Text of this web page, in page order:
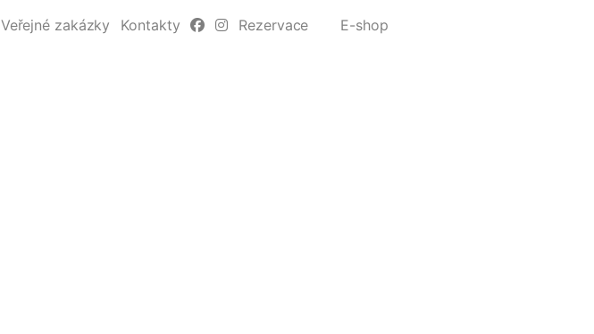
Veřejné zakázky Kontakty Rezervace E-shop